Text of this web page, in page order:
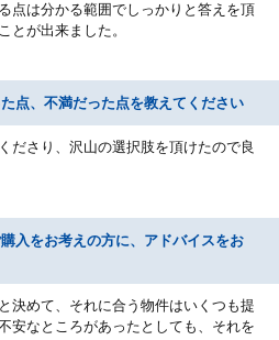
点は分かる範囲でしっかりと答えを頂
とが出来ました。
点、不満だった点を教えてください
ださり、沢山の選択肢を頂けたので良
入をお考えの方に、アドバイスをお
決めて、それに合う物件はいくつも提
安なところがあったとしても、それを